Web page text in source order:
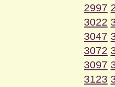
2997
3022
3047
3072
3097
3123